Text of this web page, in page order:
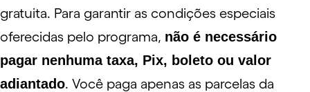
gratuita. Para garantir as condições especiais
oferecidas pelo programa, não é necessário
pagar nenhuma taxa, Pix, boleto ou valor
adiantado. Você paga apenas as parcelas da